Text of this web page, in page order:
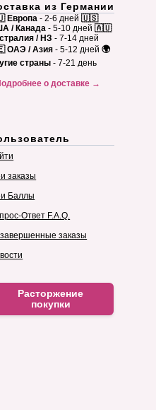
из Германии
Европа - 2-6 дней 🇺🇸
/ Канада - 5-10 дней 🇦🇺
/ НЗ - 7-14 дней
ОАЭ / Азия - 5-12 дней 🌍
страны - 7-21 день
о доставке →
заказы
Баллы
Ответ F.A.Q.
заказы
Расторжение
покупки